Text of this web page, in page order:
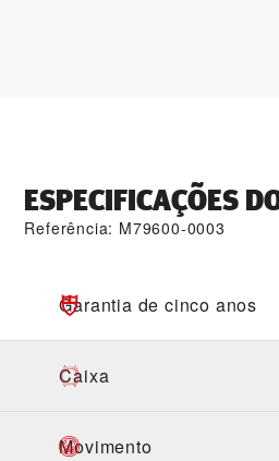
ESPECIFICAÇÕES
Referência: M79600-0003
Garantia de cinco anos
Caixa
Movimento